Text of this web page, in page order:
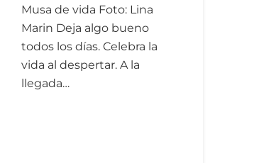
Musa de vida Foto: Lina
Marin Deja algo bueno
todos los días. Celebra la
vida al despertar. A la
llegada…